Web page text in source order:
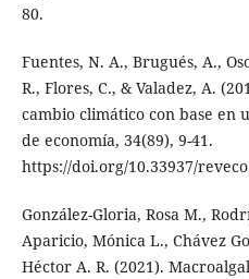
80.
Fuentes, N. A., Brugués, A.,
R., Flores, C., & Valadez, A.
cambio climático con base en
de economía, 34(89), 9-41.
https://doi.org/10.33937/
González-Gloria, Rosa M.,
Aparicio, Mónica L., Chávez
Héctor A. R. (2021).